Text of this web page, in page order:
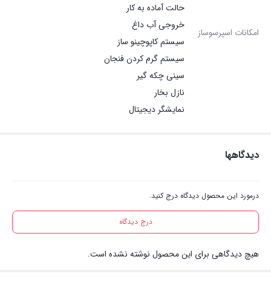
امکانات اسپرسوساز
حالت آماده به کار
خروجی آب داغ
سیستم کاپوچینو ساز
سیستم گرم کردن فنجان
سینی چکه گیر
نازل بخار
نمایشگر دیجیتال
دیدگاهها
درمورد این محصول دیدگاه درج کنید.
درج دیدگاه
هیچ دیدگاهی برای این محصول نوشته نشده است.